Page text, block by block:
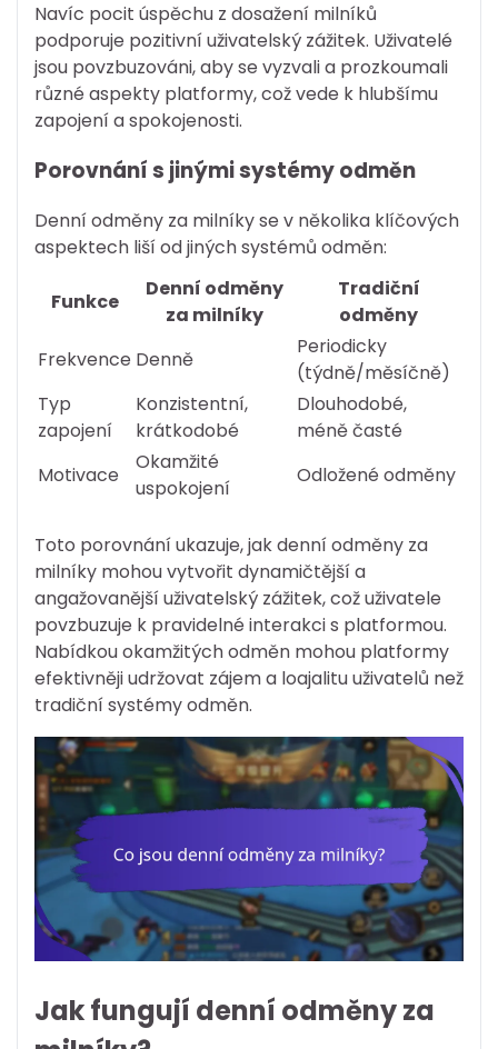
Navíc pocit úspěchu z dosažení milníků
podporuje pozitivní uživatelský zážitek. Uživatelé
jsou povzbuzováni, aby se vyzvali a prozkoumali
různé aspekty platformy, což vede k hlubšímu
zapojení a spokojenosti.
Porovnání s jinými systémy odměn
Denní odměny za milníky se v několika klíčových
aspektech liší od jiných systémů odměn:
Funkce
Denní odměny
za milníky
Tradiční
odměny
Frekvence Denně
Periodicky
(týdně/měsíčně)
Typ
zapojení
Konzistentní,
krátkodobé
Dlouhodobé,
méně časté
Motivace
Okamžité
uspokojení
Odložené odměny
Toto porovnání ukazuje, jak denní odměny za
milníky mohou vytvořit dynamičtější a
angažovanější uživatelský zážitek, což uživatele
povzbuzuje k pravidelné interakci s platformou.
Nabídkou okamžitých odměn mohou platformy
efektivněji udržovat zájem a loajalitu uživatelů než
tradiční systémy odměn.
Jak fungují denní odměny za